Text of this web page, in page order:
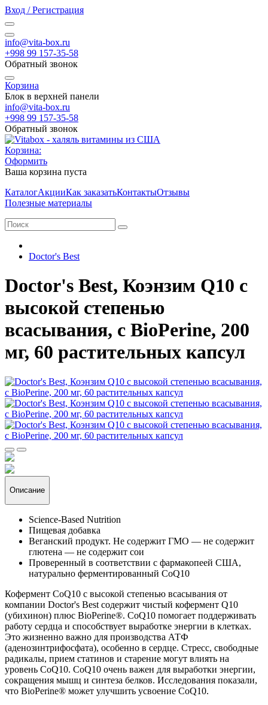
Вход / Регистрация
info@vita-box.ru
+998 99 157-35-58
Обратный звонок
Корзина
Блок в верхней панели
info@vita-box.ru
+998 99 157-35-58
Обратный звонок
Корзина:
Оформить
Ваша корзина пуста
КаталогАкцииКак заказатьКонтактыОтзывы
Полезные материалы
Doctor's Best
Doctor's Best, Коэнзим Q10 с
высокой степенью
всасывания, с BioPerine, 200
мг, 60 растительных капсул
Описание
Science-Based Nutrition
Пищевая добавка
Веганский продукт. Не содержит ГМО — не содержит
глютена — не содержит сои
Проверенный в соответствии с фармакопеей США,
натурально ферментированный CoQ10
Кофермент CoQ10 с высокой степенью всасывания от
компании Doctor's Best содержит чистый кофермент Q10
(убихинон) плюс BioPerine®. CoQ10 помогает поддерживать
работу сердца и способствует выработке энергии в клетках.
Это жизненно важно для производства АТФ
(аденозинтрифосфата), особенно в сердце. Стресс, свободные
радикалы, прием статинов и старение могут влиять на
уровень CoQ10. CoQ10 очень важен для выработки энергии,
сокращения мышц и синтеза белков. Исследования показали,
что BioPerine® может улучшить усвоение CoQ10.